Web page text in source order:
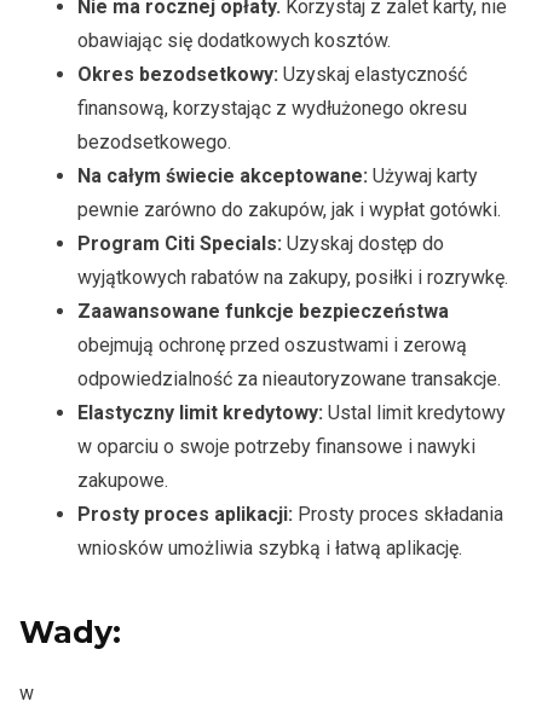
Nie ma rocznej opłaty. Korzystaj z zalet karty, nie
obawiając się dodatkowych kosztów.
Okres bezodsetkowy: Uzyskaj elastyczność
finansową, korzystając z wydłużonego okresu
bezodsetkowego.
Na całym świecie akceptowane: Używaj karty
pewnie zarówno do zakupów, jak i wypłat gotówki.
Program Citi Specials: Uzyskaj dostęp do
wyjątkowych rabatów na zakupy, posiłki i rozrywkę.
Zaawansowane funkcje bezpieczeństwa
obejmują ochronę przed oszustwami i zerową
odpowiedzialność za nieautoryzowane transakcje.
Elastyczny limit kredytowy: Ustal limit kredytowy
w oparciu o swoje potrzeby finansowe i nawyki
zakupowe.
Prosty proces aplikacji: Prosty proces składania
wniosków umożliwia szybką i łatwą aplikację.
Wady:
w